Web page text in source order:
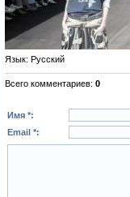
Язык: Русский
Всего комментариев: 0
Имя *:
Email *: